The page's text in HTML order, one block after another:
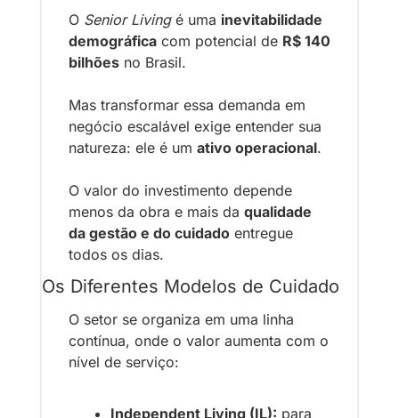
O Senior Living é uma inevitabilidade
demográfica com potencial de R$ 140
bilhões no Brasil.
Mas transformar essa demanda em
negócio escalável exige entender sua
natureza: ele é um ativo operacional.
O valor do investimento depende
menos da obra e mais da qualidade
da gestão e do cuidado entregue
todos os dias.
Os Diferentes Modelos de Cuidado
O setor se organiza em uma linha
contínua, onde o valor aumenta com o
nível de serviço:
Independent Living (IL): para